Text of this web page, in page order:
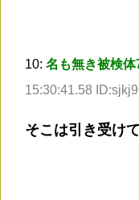
10: 名も無き被検
15:30:41.58
そこは引き受け